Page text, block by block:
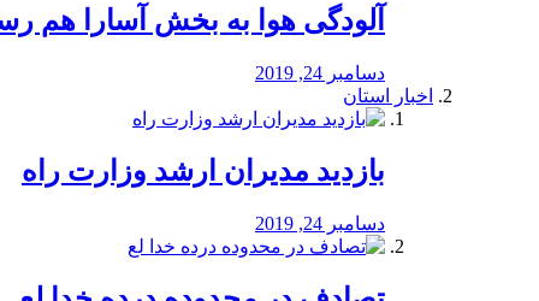
آلودگی هوا به بخش آسارا هم
دسامبر 24, 2019
اخبار استان
بازدید مدیران ارشد وزارت راه
دسامبر 24, 2019